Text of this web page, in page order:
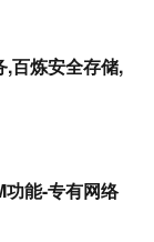
,百炼安全存储,
能-专有网络